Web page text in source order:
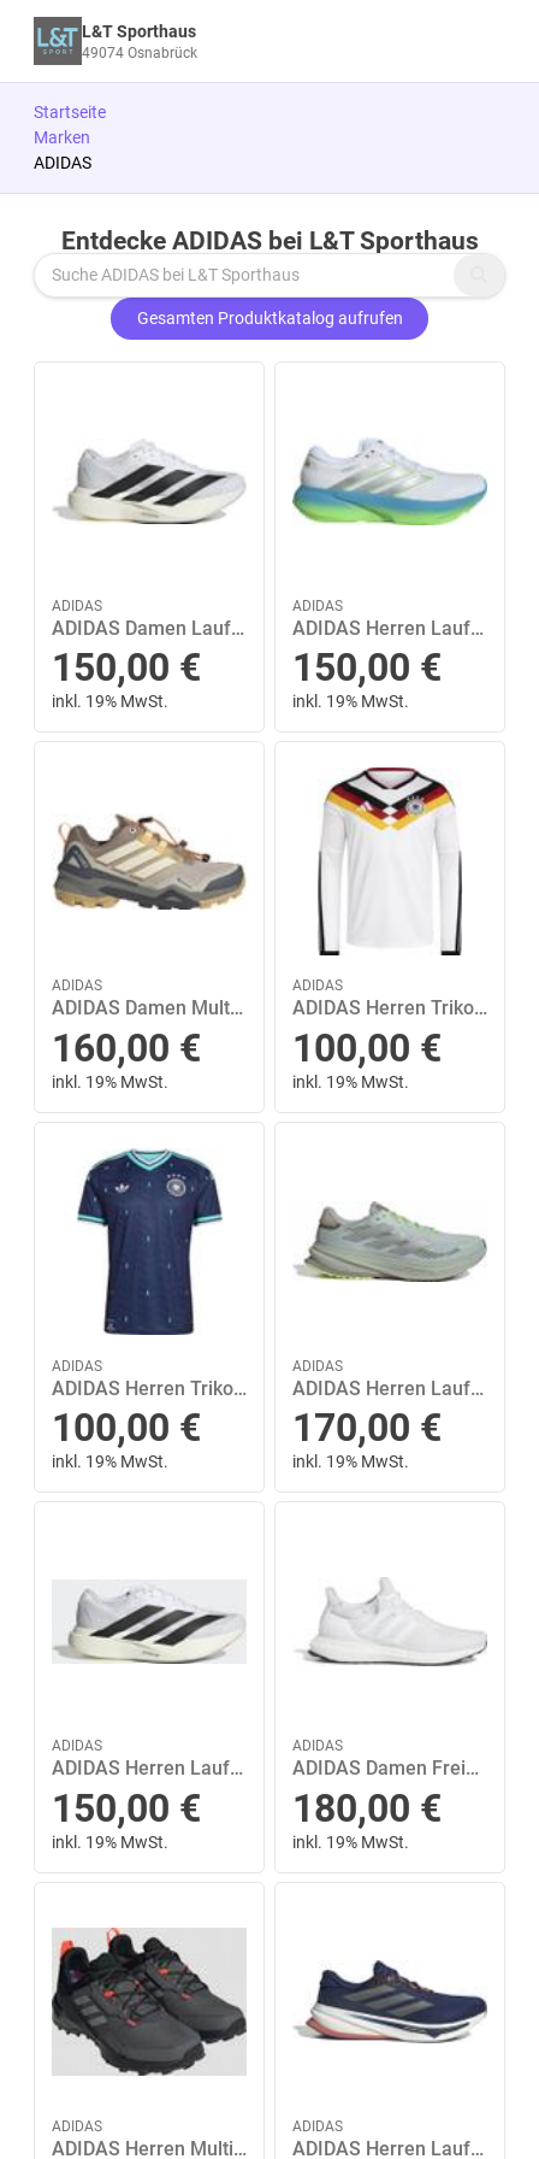
L&T Sporthaus
49074 Osnabrück
Startseite
Marken
ADIDAS
Zu den Produkten springen
Entdecke ADIDAS bei L&T Sporthaus
Gesamten Produktkatalog aufrufen
ADIDAS
ADIDAS Damen Laufschuhe Adizero EVO SL 39 ⅓ in Grau
150,00 €
inkl. 19% MwSt.
ADIDAS
ADIDAS Herren Laufschuhe SUPERNOVA RISE 3 44 in Grau
150,00 €
inkl. 19% MwSt.
ADIDAS
ADIDAS Damen Multifunktionsschuhe Terrex Skychaser GORE-TEX 42 in Grau
160,00 €
inkl. 19% MwSt.
ADIDAS
ADIDAS Herren Trikot Deutschland DFB WM 2026 Home Replika Langarmtrikot XXL in Weiß
100,00 €
inkl. 19% MwSt.
ADIDAS
ADIDAS Herren Trikot Deutschland 26 Auswärts S in Blau
100,00 €
inkl. 19% MwSt.
ADIDAS
ADIDAS Herren Laufschuhe SUPERNOVA RISE GTX M 46 ⅔ in Grau
170,00 €
inkl. 19% MwSt.
ADIDAS
ADIDAS Herren Laufschuhe Adizero EVO SL 45 ⅓ in Pink
150,00 €
inkl. 19% MwSt.
ADIDAS
ADIDAS Damen Freizeitschuhe ULTRABOOST 1.0 W 41 ⅓ in Pink
180,00 €
inkl. 19% MwSt.
ADIDAS
ADIDAS Herren Multifunktionsschuhe TERREX AX4 GTX 42 ⅔ in Schwarz
ADIDAS
ADIDAS Herren Laufschuhe Supernova Rise 2 44 ⅔ in Grau